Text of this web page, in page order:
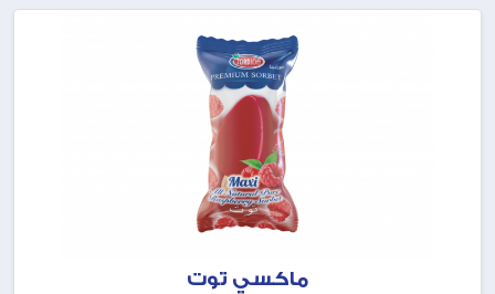
ماكسي توت